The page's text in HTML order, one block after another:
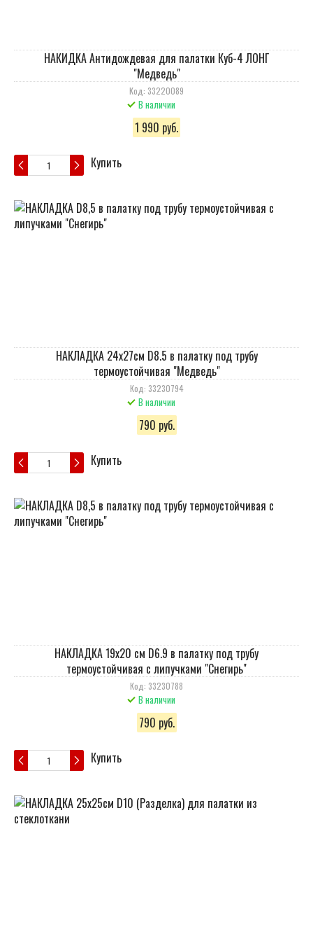
НАКИДКА Антидождевая для палатки Куб-4 ЛОНГ
"Медведь"
Код: 33220089
В наличии
1 990 руб.
Купить
НАКЛАДКА 24х27см D8.5 в палатку под трубу
термоустойчивая "Медведь"
Код: 33230794
В наличии
790 руб.
Купить
НАКЛАДКА 19х20 см D6.9 в палатку под трубу
термоустойчивая с липучками "Снегирь"
Код: 33230788
В наличии
790 руб.
Купить